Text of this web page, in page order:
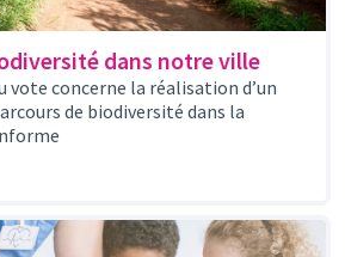
dans notre ville
vote concerne la réalisation d’un
de biodiversité dans la